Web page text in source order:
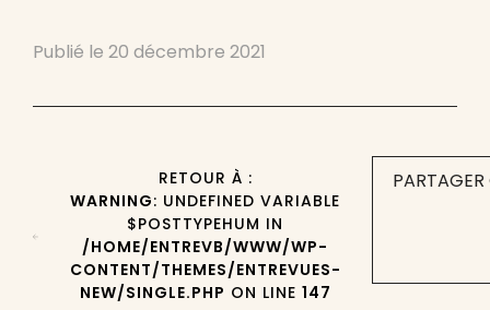
Publié le 20 décembre 2021
RETOUR À :
WARNING: UNDEFINED VARIABLE
$POSTTYPEHUM IN
/HOME/ENTREVB/WWW/WP-
CONTENT/THEMES/ENTREVUES-
NEW/SINGLE.PHP ON LINE 147